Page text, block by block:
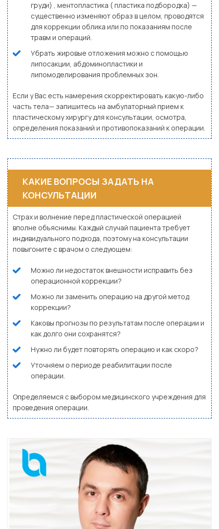
груди) , ментопластика ( пластика подбородка) —
существенно изменяют образ в целом, проводятся
для коррекции облика или по показаниям после
травм и операций.
Убрать жировые отложения можно с помощью
липосакции, абдоминопластики и
липомоделирования проблемных зон.
Если у Вас есть намерения скорректировать какую-либо
часть тела— запишитесь на амбулаторный прием к
пластическому хирургу для консультации, осмотра,
определения показаний и противопоказаний к операции.
КАКИЕ ВОПРОСЫ ЗАДАТЬ НА
КОНСУЛЬТАЦИИ
Страх и волнение перед пластической операцией
вполне объяснимы. Каждый случай пациента требует
индивидуального подхода, поэтому на консультации
повыгоните с врачом о следующем:
Можно ли недостаток внешности исправить без
операционной коррекции?
Можно ли заменить операцию на другой метод
коррекции?
Каковы прогнозы по результатам после операции и
как долго они сохранятся?
Нужно ли будет повторять операцию и как скоро?
Уточняем о периоде реабилитации после
операции.
Определяемся с выбором медицинского учреждения для
проведения операции.